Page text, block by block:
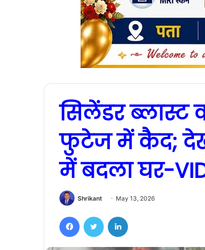
सिलेंडर ब्लास्ट
फुटेज में कैद;
में बदला घर-
Shrikant May 13, 2026